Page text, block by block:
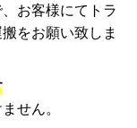
お客様にてトラ
をお願い致しま
せん。